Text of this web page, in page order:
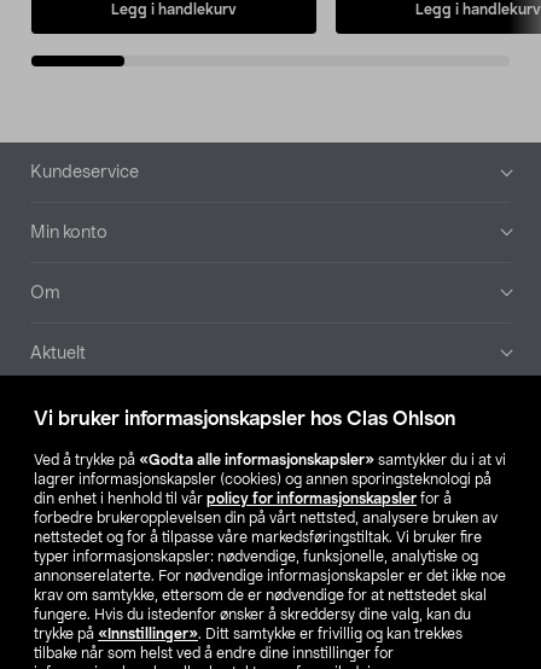
Vi bruker informasjonskapsler hos Clas Ohlson
Ved å trykke på «Godta alle informasjonskapsler» samtykker du i at vi
lagrer informasjonskapsler (cookies) og annen sporingsteknologi på
din enhet i henhold til vår policy for informasjonskapsler for å
forbedre brukeropplevelsen din på vårt nettsted, analysere bruken av
nettstedet og for å tilpasse våre markedsføringstiltak. Vi bruker fire
typer informasjonskapsler: nødvendige, funksjonelle, analytiske og
annonserelaterte. For nødvendige informasjonskapsler er det ikke noe
krav om samtykke, ettersom de er nødvendige for at nettstedet skal
fungere. Hvis du istedenfor ønsker å skreddersy dine valg, kan du
trykke på «Innstillinger». Ditt samtykke er frivillig og kan trekkes
tilbake når som helst ved å endre dine innstillinger for
Legg i handlekurv Legg i handlekurv
Bunntekst
Kundeservice
Min konto
Om
Aktuelt
Våre selskaper
Finn din butikk
SE NO FI